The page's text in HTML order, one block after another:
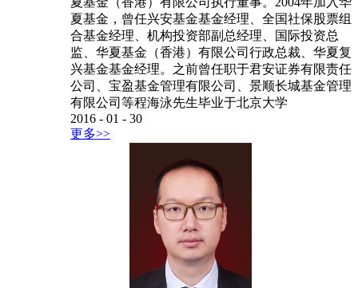
夏基金，曾任兴安基金基金经理、全国社保股票组
合基金经理、机构投资部副总经理、国际投资总
监、华夏基金（香港）有限公司行政总裁、华夏复
兴基金基金经理。之前曾任职于君安证券有限责任
公司、宝盈基金管理有限公司、景顺长城基金管理
有限公司等程海泳先生毕业于北京大学
2016 - 01 - 30
更多>>